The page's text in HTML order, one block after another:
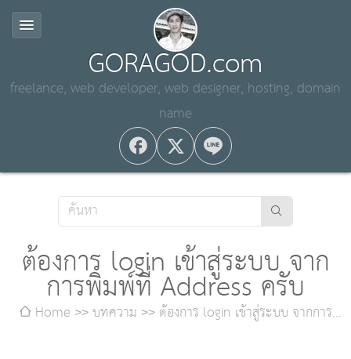
GORAGOD.com
freelance, web developer, web designer, hosting, domain
name
ต้องการ login เข้าสู่ระบบ จาก
การพิมพ์ที่ Address ครับ
Home บทความ
ต้องการ login เข้าสู่ระบบ จากการ